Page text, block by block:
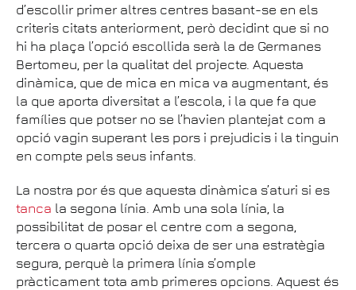
d’escollir primer altres centres basant-se en els
criteris citats anteriorment, però decidint que si no
hi ha plaça l’opció escollida serà la de Germanes
Bertomeu, per la qualitat del projecte. Aquesta
dinàmica, que de mica en mica va augmentant, és
la que aporta diversitat a l’escola, i la que fa que
famílies que potser no se l’havien plantejat com a
opció vagin superant les pors i prejudicis i la tinguin
en compte pels seus infants.
La nostra por és que aquesta dinàmica s’aturi si es
tanca la segona línia. Amb una sola línia, la
possibilitat de posar el centre com a segona,
tercera o quarta opció deixa de ser una estratègia
segura, perquè la primera línia s’omple
pràcticament tota amb primeres opcions. Aquest és